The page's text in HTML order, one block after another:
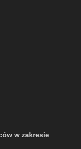
w zakresie